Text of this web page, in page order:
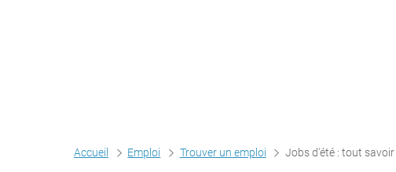
Accueil Emploi Trouver un emploi Jobs d'été : tout